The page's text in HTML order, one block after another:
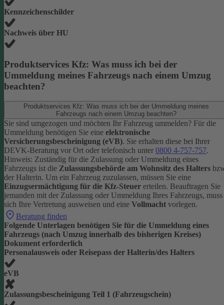
Kennzeichenschilder
Nachweis über HU
Produktservices Kfz: Was muss ich bei der
Ummeldung meines Fahrzeugs nach einem Umzug
beachten?
Produktservices Kfz: Was muss ich bei der Ummeldung meines
Fahrzeugs nach einem Umzug beachten?
Sie sind umgezogen und möchten Ihr Fahrzeug ummelden? Für die
Ummeldung benötigen Sie eine elektronische
Versicherungsbescheinigung (eVB). Sie erhalten diese bei Ihrer
DEVK-Beratung vor Ort oder telefonisch unter 0800 4-757-757.
Hinweis: Zuständig für die Zulassung oder Ummeldung eines
Fahrzeugs ist die Zulassungsbehörde am Wohnsitz des Halters
der Halterin. Um ein Fahrzeug zuzulassen, müssen Sie eine
Einzugsermächtigung für die Kfz-Steuer erteilen. Beauftragen Sie
jemanden mit der Zulassung oder Ummeldung Ihres Fahrzeugs, muss
sich Ihre Vertretung ausweisen und eine Vollmacht vorlegen.
Beratung finden
Folgende Unterlagen benötigen Sie für die Ummeldung eines
Fahrzeugs (nach Umzug innerhalb des bisherigen Kreises)
Dokument erforderlich
Personalausweis oder Reisepass der Halterin/des Halters
eVB
Zulassungsbescheinigung Teil 1 (Fahrzeugschein)